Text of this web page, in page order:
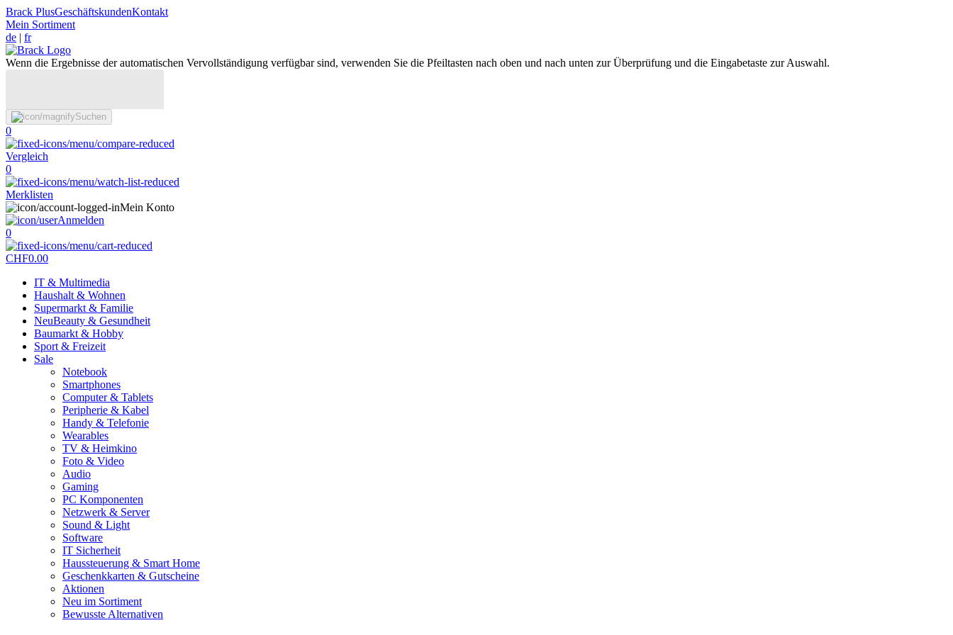
Brack PlusGeschäftskundenKontakt
Mein Sortiment
de | fr
Wenn die Ergebnisse der automatischen Vervollständigung verfügbar sind, verwenden Sie die Pfeiltasten nach oben und nach unten zur Überprüfung und die Eingabetaste zur Auswahl.
Suchen
0
Vergleich
0
Merklisten
Mein Konto
Anmelden
0
CHF0.00
IT & Multimedia
Haushalt & Wohnen
Supermarkt & Familie
NeuBeauty & Gesundheit
Baumarkt & Hobby
Sport & Freizeit
Sale
Notebook
Smartphones
Computer & Tablets
Peripherie & Kabel
Handy & Telefonie
Wearables
TV & Heimkino
Foto & Video
Audio
Gaming
PC Komponenten
Netzwerk & Server
Sound & Light
Software
IT Sicherheit
Haussteuerung & Smart Home
Geschenkkarten & Gutscheine
Aktionen
Neu im Sortiment
Bewusste Alternativen